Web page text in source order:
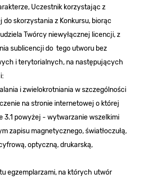
Uczestnik korzystając z
do skorzystania z Konkursu, biorąc
Twórcy niewyłącznej licencji, z
sublicencji do tego utworu bez
i terytorialnych, na następujących
i zwielokrotniania w szczególności
na stronie internetowej o której
3.1 powyżej - wytwarzanie wszelkimi
zapisu magnetycznego, światłoczułą,
optyczną, drukarską,
egzemplarzami, na których utwór